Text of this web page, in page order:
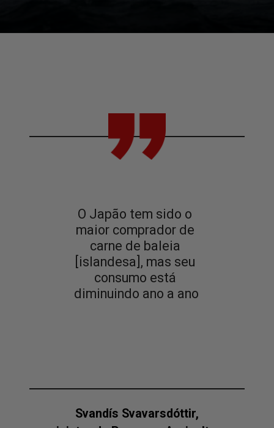
O Japão tem sido o
maior comprador de
carne de baleia
[islandesa], mas seu
consumo está
diminuindo ano a ano
Svandís Svavarsdóttir,